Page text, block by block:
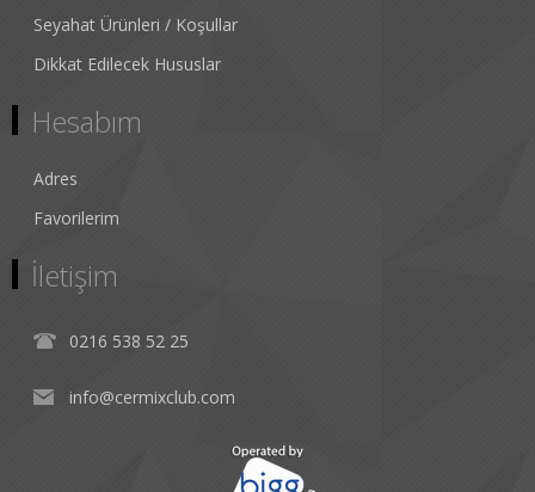
Seyahat Ürünleri / Koşullar
Dikkat Edilecek Hususlar
Hesabım
Adres
Favorilerim
İletişim
0216 538 52 25
info@cermixclub.com